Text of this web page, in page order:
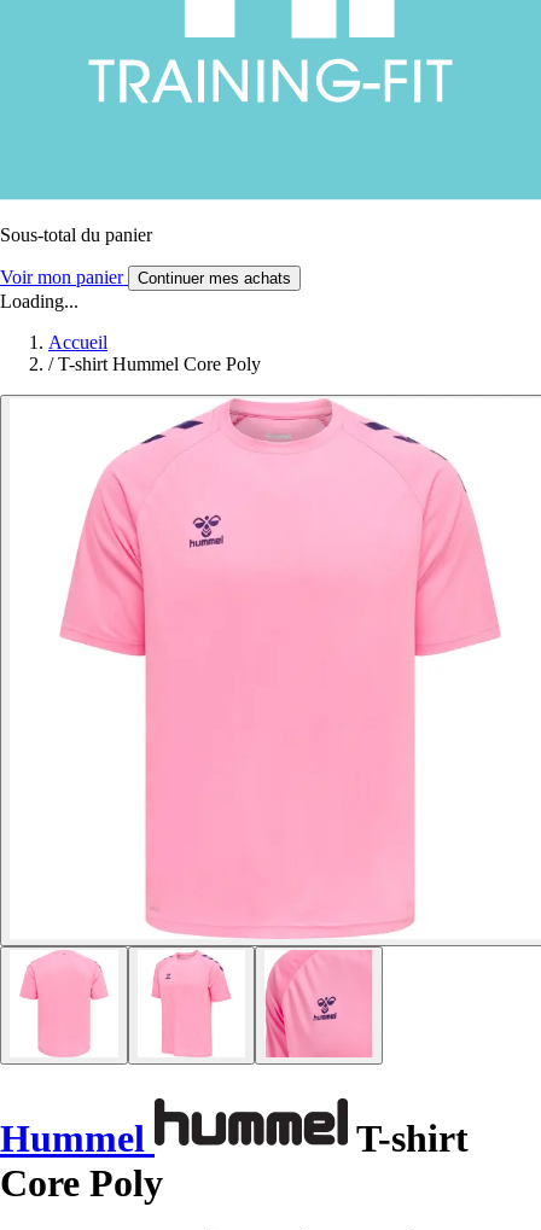
Sous-total du panier
Voir mon panier Continuer mes achats
Loading...
Accueil
/ T-shirt Hummel Core Poly
Hummel
T-shirt
Core Poly